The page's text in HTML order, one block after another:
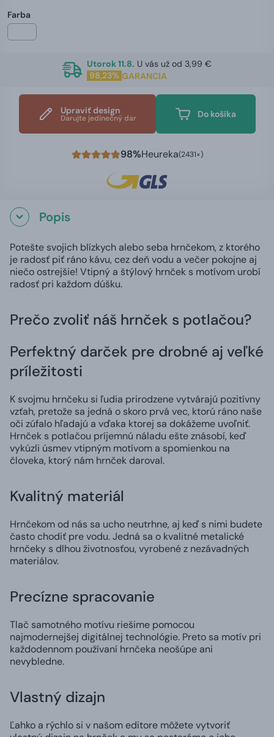
Farba
Utorok 11.8. U vás už od 3,99 €
98,23% GARANCIA
Upraviť design
Darujte jedinečný dar Do košíka
98%Heureka(2431×)
Popis
Potešte svojich blízkych alebo seba hrnčekom, z ktorého
je radosť piť ráno kávu, cez deň vodu a večer pokojne aj
niečo ostrejšie! Vtipný a štýlový hrnček s motívom urobí
radosť pri každom dúšku.
Prečo zvoliť náš hrnček s potlačou?
Perfektný darček pre drobné aj veľké
príležitosti
K svojmu hrnčeku si ľudia prirodzene vytvárajú pozitívny
vzťah, pretože sa jedná o skoro prvá vec, ktorú ráno naše
oči zúfalo hľadajú a vďaka ktorej sa dokážeme uvoľniť.
Hrnček s potlačou príjemnú náladu ešte znásobí, keď
vykúzli úsmev vtipným motívom a spomienkou na
človeka, ktorý nám hrnček daroval.
Kvalitný materiál
Hrnčekom od nás sa ucho neutrhne, aj keď s nimi budete
často chodiť pre vodu. Jedná sa o kvalitné metalické
hrnčeky s dlhou životnosťou, vyrobené z nezávadných
materiálov.
Precízne spracovanie
Tlač samotného motívu riešime pomocou
najmodernejšej digitálnej technológie. Preto sa motív pri
každodennom používaní hrnčeka neošúpe ani
nevybledne.
Vlastný dizajn
Ľahko a rýchlo si v našom editore môžete vytvoriť